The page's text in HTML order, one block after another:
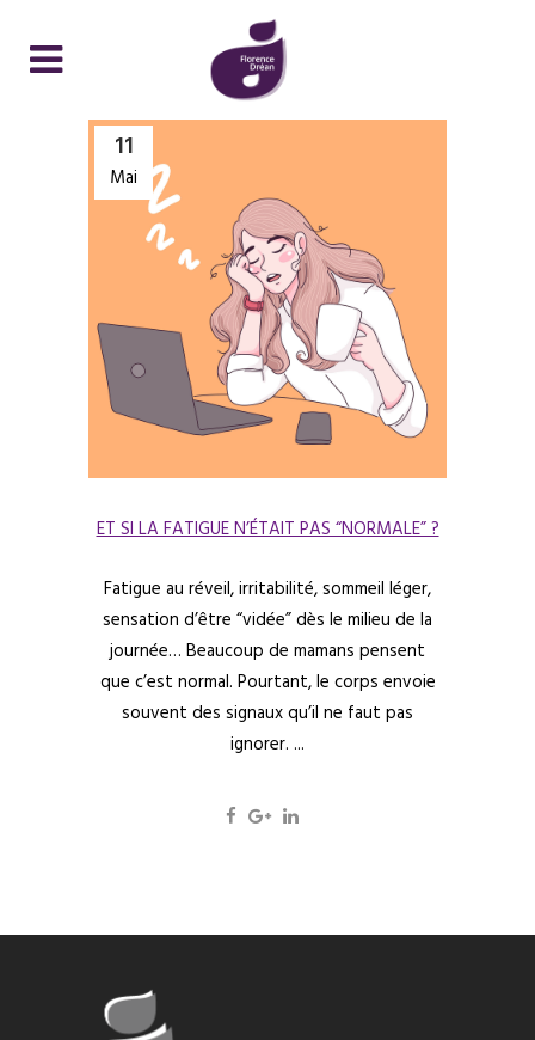
11
Mai
ET SI LA FATIGUE N’ÉTAIT PAS “NORMALE” ?
Fatigue au réveil, irritabilité, sommeil léger,
sensation d’être “vidée” dès le milieu de la
journée… Beaucoup de mamans pensent
que c’est normal. Pourtant, le corps envoie
souvent des signaux qu’il ne faut pas
ignorer. ...